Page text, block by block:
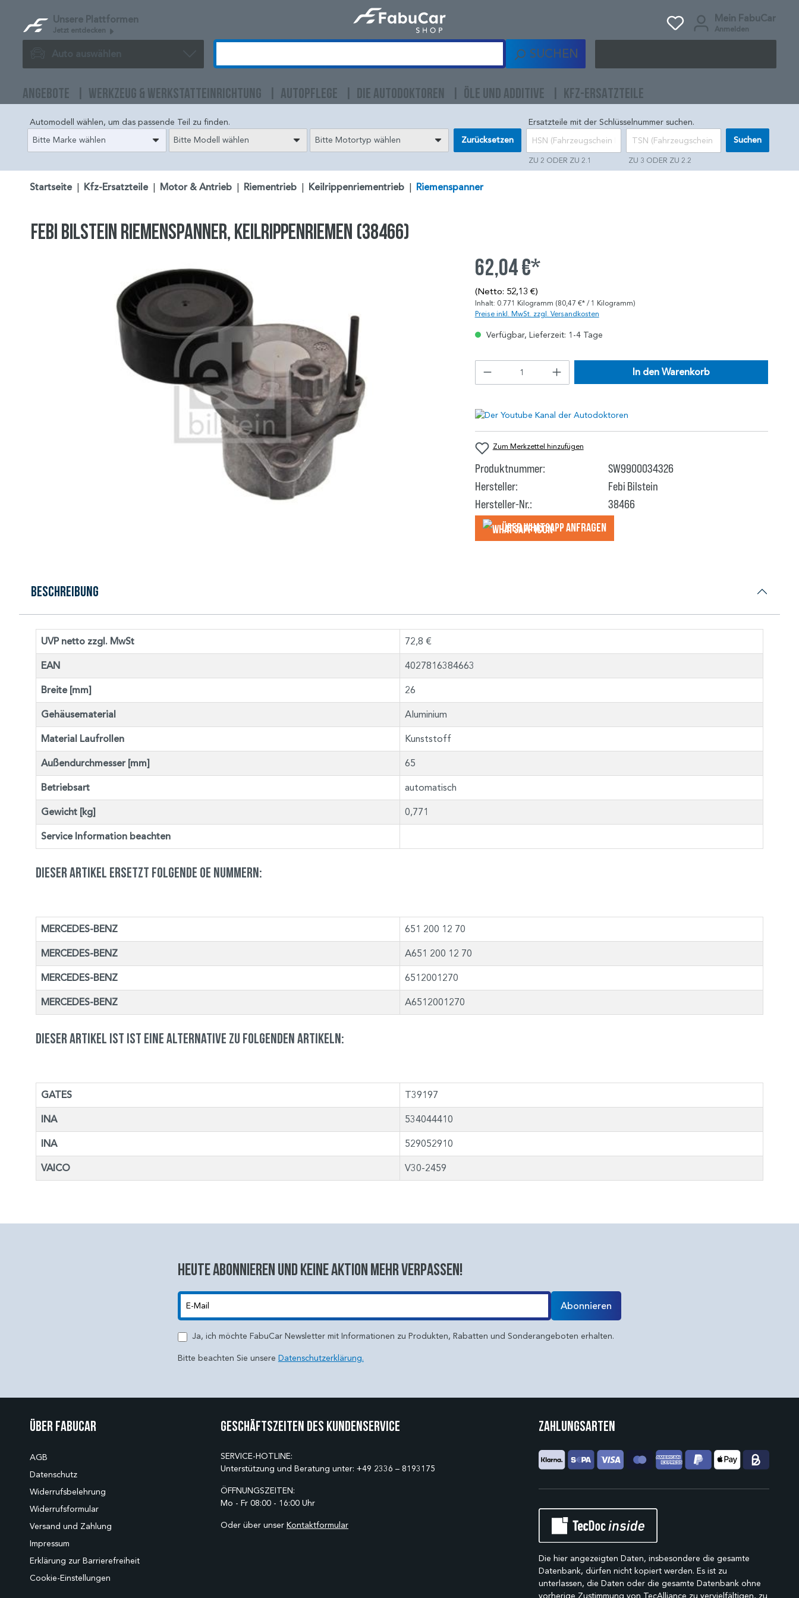
Unsere Plattformen
Jetzt entdecken
Mein FabuCar
Anmelden
Auto auswählen SUCHEN
ANGEBOTE WERKZEUG & WERKSTATTEINRICHTUNG AUTOPFLEGE DIE AUTODOKTOREN ÖLE UND ADDITIVE KFZ-ERSATZTEILE
Automodell wählen, um das passende Teil zu finden.
Bitte Marke wählen
Bitte Modell wählen Bitte Motortyp wählen Zurücksetzen
Ersatzteile mit der Schlüsselnummer suchen.
ZU 2 ODER ZU 2.1 ZU 3 ODER ZU 2.2
Suchen
Startseite Kfz-Ersatzteile Motor & Antrieb Riementrieb Keilrippenriementrieb Riemenspanner
FEBI BILSTEIN Riemenspanner, Keilrippenriemen (38466)
62,04 €*
(Netto: 52,13 €)
Inhalt: 0.771 Kilogramm (80,47 €* / 1 Kilogramm)
Preise inkl. MwSt. zzgl. Versandkosten
Verfügbar, Lieferzeit: 1-4 Tage
In den Warenkorb
Zum Merkzettel hinzufügen
Produktnummer:
SW9900034326
Hersteller:
Febi Bilstein
Hersteller-Nr.:
38466
Über WhatsApp anfragеn
Beschreibung
UVP netto zzgl. MwSt 72,8 €
EAN 4027816384663
Breite [mm] 26
Gehäusematerial Aluminium
Material Laufrollen Kunststoff
Außendurchmesser [mm] 65
Betriebsart automatisch
Gewicht [kg] 0,771
Service Information beachten
Dieser Artikel ersetzt folgende OE Nummern:
MERCEDES-BENZ 651 200 12 70
MERCEDES-BENZ A651 200 12 70
MERCEDES-BENZ 6512001270
MERCEDES-BENZ A6512001270
Dieser Artikel ist ist eine Alternative zu folgenden Artikeln:
GATES T39197
INA 534044410
INA 529052910
VAICO V30-2459
Heute abonnieren und keine aktion mehr verpassen!
Abonnieren
Ja, ich möchte FabuCar Newsletter mit Informationen zu Produkten, Rabatten und Sonderangeboten erhalten.
Bitte beachten Sie unsere Datenschutzerklärung.
Über Fabucar
AGB
Datenschutz
Widerrufsbelehrung
Widerrufsformular
Versand und Zahlung
Impressum
Erklärung zur Barrierefreiheit
Cookie-Einstellungen
Geschäftszeiten des Kundenservice
SERVICE-HOTLINE:
Unterstützung und Beratung unter: +49 2336 – 8193175
ÖFFNUNGSZEITEN:
Mo - Fr 08:00 - 16:00 Uhr
Oder über unser Kontaktformular
Zahlungsarten
Die hier angezeigten Daten, insbesondere die gesamte
Datenbank, dürfen nicht kopiert werden. Es ist zu
unterlassen, die Daten oder die gesamte Datenbank ohne
vorherige Zustimmung von TecAlliance zu vervielfältigen, zu